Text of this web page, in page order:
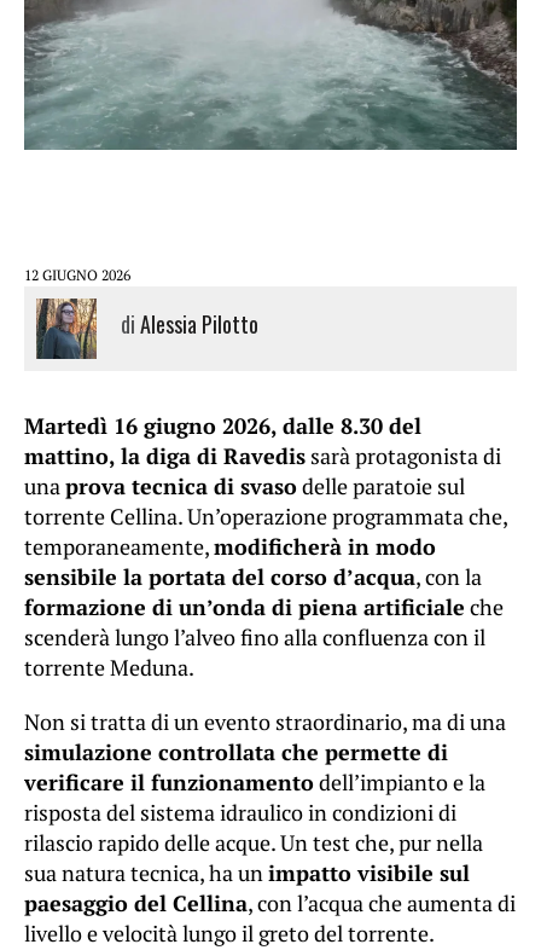
12 GIUGNO 2026
diAlessia Pilotto
Martedì 16 giugno 2026, dalle 8.30 del
mattino, la diga di Ravedis sarà protagonista di
unaprova tecnica di svasodelle paratoie sul
torrente Cellina. Un’operazione programmata che,
temporaneamente,modificherà in modo
sensibile la portata del corso d’acqua, con la
formazione di un’onda di piena artificiale che
scenderà lungo l’alveo fino alla confluenza con il
torrente Meduna.
Non si tratta di un evento straordinario, ma di una
simulazione controllata che permette di
verificare il funzionamentodell’impianto e la
risposta del sistema idraulico in condizioni di
rilascio rapido delle acque. Un test che, pur nella
sua natura tecnica, ha unimpatto visibile sul
paesaggio del Cellina, con l’acqua che aumenta di
livello e velocità lungo il greto del torrente.